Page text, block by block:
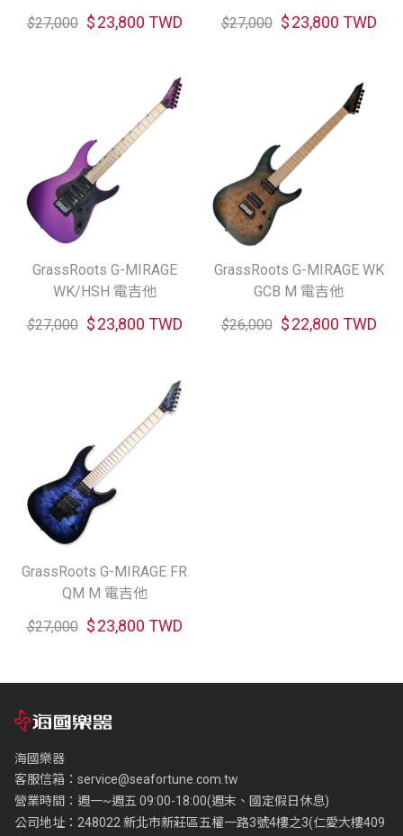
$27,000 $23,800 TWD
$27,000 $23,800 TWD
GrassRoots G-MIRAGE
WK/HSH 電吉他
$27,000 $23,800 TWD
GrassRoots G-MIRAGE WK
GCB M 電吉他
$26,000 $22,800 TWD
GrassRoots G-MIRAGE FR
QM M 電吉他
$27,000 $23,800 TWD
海國樂器
客服信箱： service@seafortune.com.tw
營業時間：週一~週五 09:00-18:00(週末、國定假日休息)
公司地址：248022 新北市新莊區五權一路3號4樓之3(仁愛大樓409